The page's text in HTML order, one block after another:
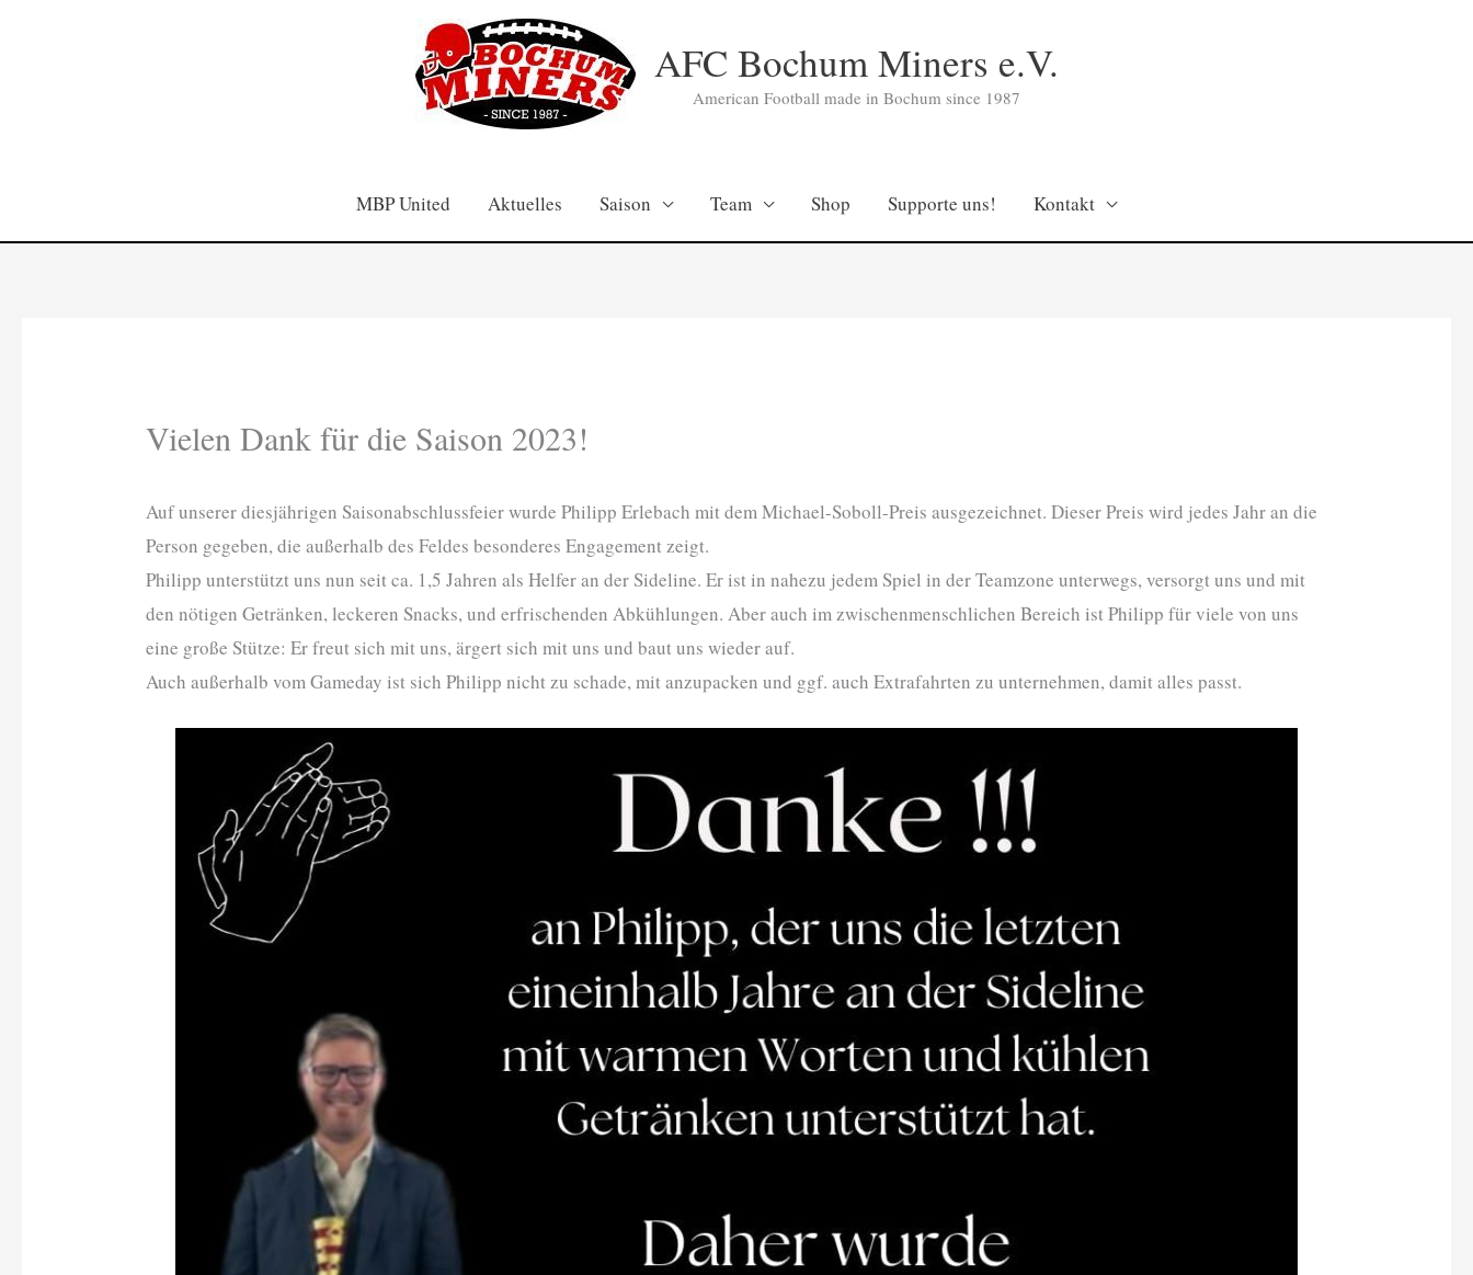
AFC Bochum Miners e.V.
American Football made in Bochum since 1987
MBP United Aktuelles Saison Team Shop Supporte uns! Kontakt
Vielen Dank für die Saison 2023!
Auf unserer diesjährigen Saisonabschlussfeier wurde Philipp Erlebach mit dem Michael-Soboll-Preis ausgezeichnet. Dieser Preis wird jedes Jahr an die
Person gegeben, die außerhalb des Feldes besonderes Engagement zeigt.
Philipp unterstützt uns nun seit ca. 1,5 Jahren als Helfer an der Sideline. Er ist in nahezu jedem Spiel in der Teamzone unterwegs, versorgt uns und mit
den nötigen Getränken, leckeren Snacks, und erfrischenden Abkühlungen. Aber auch im zwischenmenschlichen Bereich ist Philipp für viele von uns
eine große Stütze: Er freut sich mit uns, ärgert sich mit uns und baut uns wieder auf.
Auch außerhalb vom Gameday ist sich Philipp nicht zu schade, mit anzupacken und ggf. auch Extrafahrten zu unternehmen, damit alles passt.